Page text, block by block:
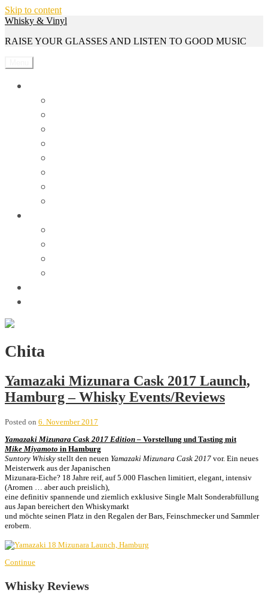
Skip to content
Whisky & Vinyl
RAISE YOUR GLASSES AND LISTEN TO GOOD MUSIC
Chita
Yamazaki Mizunara Cask 2017 Launch,
Hamburg – Whisky Events/Reviews
Posted on 6. November 2017
Yamazaki Mizunara Cask 2017 Edition – Vorstellung und Tasting mit
Mike Miyamoto in Hamburg
Suntory Whisky stellt den neuen Yamazaki Mizunara Cask 2017 vor. Ein neues
Meisterwerk aus der Japanischen
Mizunara-Eiche? 18 Jahre reif, auf 5.000 Flaschen limitiert, elegant, intensiv
(Aromen … aber auch preislich),
eine definitiv spannende und ziemlich exklusive Single Malt Sonderabfüllung
aus Japan bereichert den Whiskymarkt
und möchte seinen Platz in den Regalen der Bars, Feinschmecker und Sammler
erobern.
Continue
Whisky Reviews